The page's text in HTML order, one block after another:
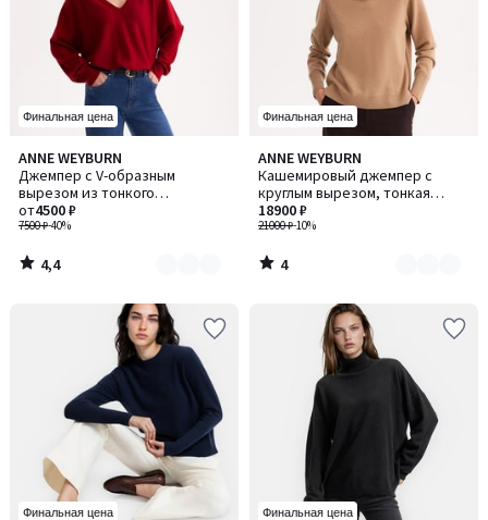
Финальная цена
ANNE WEYBURN
Джемпер с V-образным
вырезом из тонкого
трикотажа, из смесовой
шерсти
7500 ₽-40%
от4500 ₽
4,4
/ 5
Количество
цветов:
4
4,4
/
Финальная цена
ANNE WEYBURN
Кашемировый джемпер с
круглым вырезом, тонкая
вязка
21000 ₽-10%
18900 ₽
4
/
5
Количество
цветов:
3
4
/
Финальная цена Финальная цена